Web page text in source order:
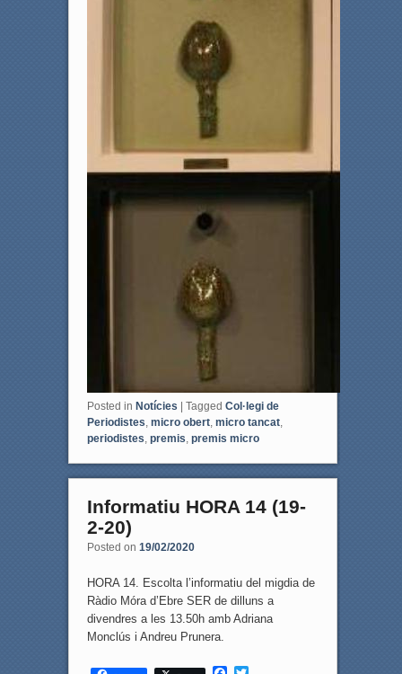
Posted in Notícies Tagged Col·legi de
Periodistes, micro obert, micro tancat,
periodistes, premis, premis micro
Informatiu HORA 14 (19-
2-20)
Posted on 19/02/2020
HORA 14. Escolta l’informatiu del migdia de
Ràdio Móra d’Ebre SER de dilluns a
divendres a les 13.50h amb Adriana
Monclús i Andreu Prunera.